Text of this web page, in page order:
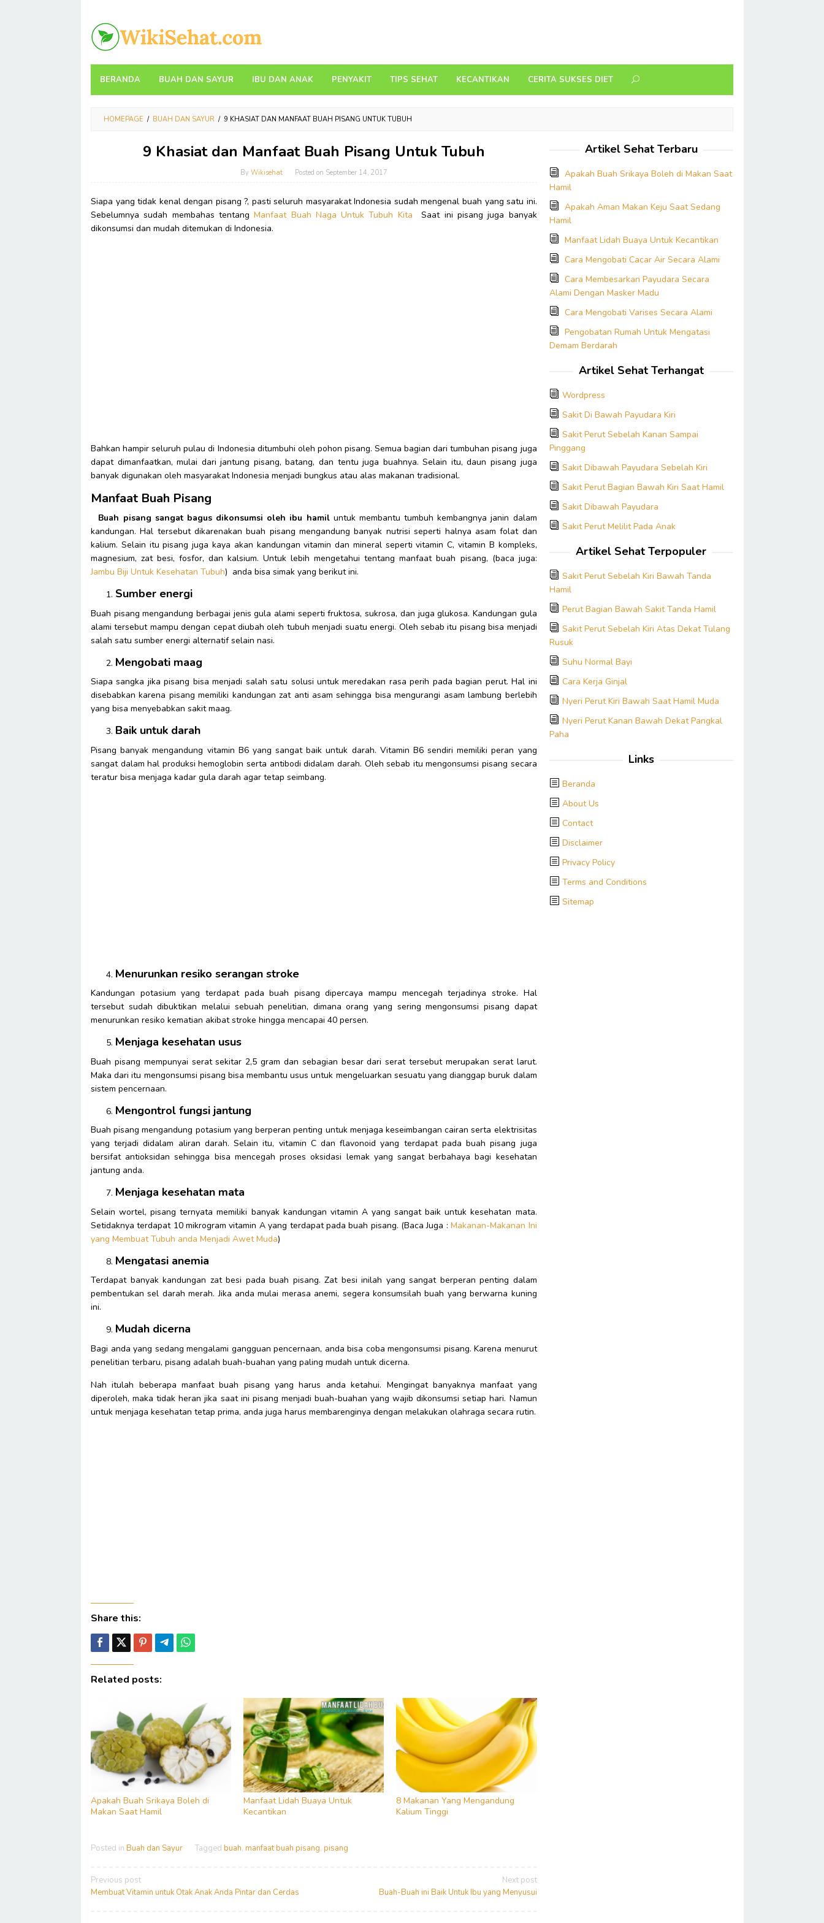
content
BERANDA BUAH DAN SAYUR IBU DAN ANAK PENYAKIT TIPS SEHAT KECANTIKAN CERITA SUKSES DIET
HOMEPAGE / BUAH DAN SAYUR / 9 KHASIAT DAN MANFAAT BUAH PISANG UNTUK TUBUH
9 Khasiat dan Manfaat Buah Pisang Untuk Tubuh
By Wikisehat Posted on September 14, 2017
Siapa yang tidak kenal dengan pisang ?, pasti seluruh masyarakat Indonesia sudah mengenal buah yang satu ini.
Sebelumnya sudah membahas tentangManfaat Buah Naga Untuk Tubuh Kita Saat ini pisang juga banyak
dikonsumsi dan mudah ditemukan di Indonesia.
Bahkan hampir seluruh pulau di Indonesia ditumbuhi oleh pohon pisang. Semua bagian dari tumbuhan pisang juga
dapat dimanfaatkan, mulai dari jantung pisang, batang, dan tentu juga buahnya. Selain itu, daun pisang juga
banyak digunakan oleh masyarakat Indonesia menjadi bungkus atau alas makanan tradisional.
Manfaat Buah Pisang
Buah pisang sangat bagus dikonsumsi oleh ibu hamiluntuk membantu tumbuh kembangnya janin dalam
kandungan. Hal tersebut dikarenakan buah pisang mengandung banyak nutrisi seperti halnya asam folat dan
kalium. Selain itu pisang juga kaya akan kandungan vitamin dan mineral seperti vitamin C, vitamin B kompleks,
magnesium, zat besi, fosfor, dan kalsium. Untuk lebih mengetahui tentang manfaat buah pisang, (baca juga:
Jambu Biji Untuk Kesehatan Tubuh) anda bisa simak yang berikut ini.
Sumber energi
Buah pisang mengandung berbagai jenis gula alami seperti fruktosa, sukrosa, dan juga glukosa. Kandungan gula
alami tersebut mampu dengan cepat diubah oleh tubuh menjadi suatu energi. Oleh sebab itu pisang bisa menjadi
salah satu sumber energi alternatif selain nasi.
Mengobati maag
Siapa sangka jika pisang bisa menjadi salah satu solusi untuk meredakan rasa perih pada bagian perut. Hal ini
disebabkan karena pisang memiliki kandungan zat anti asam sehingga bisa mengurangi asam lambung berlebih
yang bisa menyebabkan sakit maag.
Baik untuk darah
Pisang banyak mengandung vitamin B6 yang sangat baik untuk darah. Vitamin B6 sendiri memiliki peran yang
sangat dalam hal produksi hemoglobin serta antibodi didalam darah. Oleh sebab itu mengonsumsi pisang secara
teratur bisa menjaga kadar gula darah agar tetap seimbang.
Menurunkan resiko serangan stroke
Kandungan potasium yang terdapat pada buah pisang dipercaya mampu mencegah terjadinya stroke. Hal
tersebut sudah dibuktikan melalui sebuah penelitian, dimana orang yang sering mengonsumsi pisang dapat
menurunkan resiko kematian akibat stroke hingga mencapai 40 persen.
Menjaga kesehatan usus
Buah pisang mempunyai serat sekitar 2,5 gram dan sebagian besar dari serat tersebut merupakan serat larut.
Maka dari itu mengonsumsi pisang bisa membantu usus untuk mengeluarkan sesuatu yang dianggap buruk dalam
sistem pencernaan.
Mengontrol fungsi jantung
Buah pisang mengandung potasium yang berperan penting untuk menjaga keseimbangan cairan serta elektrisitas
yang terjadi didalam aliran darah. Selain itu, vitamin C dan flavonoid yang terdapat pada buah pisang juga
bersifat antioksidan sehingga bisa mencegah proses oksidasi lemak yang sangat berbahaya bagi kesehatan
jantung anda.
Menjaga kesehatan mata
Selain wortel, pisang ternyata memiliki banyak kandungan vitamin A yang sangat baik untuk kesehatan mata.
Setidaknya terdapat 10 mikrogram vitamin A yang terdapat pada buah pisang. (Baca Juga :Makanan-Makanan Ini
yang Membuat Tubuh anda Menjadi Awet Muda)
Mengatasi anemia
Terdapat banyak kandungan zat besi pada buah pisang. Zat besi inilah yang sangat berperan penting dalam
pembentukan sel darah merah. Jika anda mulai merasa anemi, segera konsumsilah buah yang berwarna kuning
ini.
Mudah dicerna
Bagi anda yang sedang mengalami gangguan pencernaan, anda bisa coba mengonsumsi pisang. Karena menurut
penelitian terbaru, pisang adalah buah-buahan yang paling mudah untuk dicerna.
Nah itulah beberapa manfaat buah pisang yang harus anda ketahui. Mengingat banyaknya manfaat yang
diperoleh, maka tidak heran jika saat ini pisang menjadi buah-buahan yang wajib dikonsumsi setiap hari. Namun
untuk menjaga kesehatan tetap prima, anda juga harus membarenginya dengan melakukan olahraga secara rutin.
Share this:
Related posts:
Apakah Buah Srikaya Boleh di
Makan Saat Hamil
Manfaat Lidah Buaya Untuk
Kecantikan
8 Makanan Yang Mengandung
Kalium Tinggi
Posted in Buah dan Sayur Tagged buah, manfaat buah pisang, pisang
Post
navigation
Previous post
Membuat Vitamin untuk Otak Anak Anda Pintar dan Cerdas
Next post
Buah-Buah ini Baik Untuk Ibu yang Menyusui
Artikel Sehat Terbaru
Apakah Buah Srikaya Boleh di Makan Saat
Hamil
Apakah Aman Makan Keju Saat Sedang
Hamil
Manfaat Lidah Buaya Untuk Kecantikan
Cara Mengobati Cacar Air Secara Alami
Cara Membesarkan Payudara Secara
Alami Dengan Masker Madu
Cara Mengobati Varises Secara Alami
Pengobatan Rumah Untuk Mengatasi
Demam Berdarah
Artikel Sehat Terhangat
Wordpress
Sakit Di Bawah Payudara Kiri
Sakit Perut Sebelah Kanan Sampai
Pinggang
Sakit Dibawah Payudara Sebelah Kiri
Sakit Perut Bagian Bawah Kiri Saat Hamil
Sakit Dibawah Payudara
Sakit Perut Melilit Pada Anak
Artikel Sehat Terpopuler
Sakit Perut Sebelah Kiri Bawah Tanda
Hamil
Perut Bagian Bawah Sakit Tanda Hamil
Sakit Perut Sebelah Kiri Atas Dekat Tulang
Rusuk
Suhu Normal Bayi
Cara Kerja Ginjal
Nyeri Perut Kiri Bawah Saat Hamil Muda
Nyeri Perut Kanan Bawah Dekat Pangkal
Paha
Links
Beranda
About Us
Contact
Disclaimer
Privacy Policy
Terms and Conditions
Sitemap